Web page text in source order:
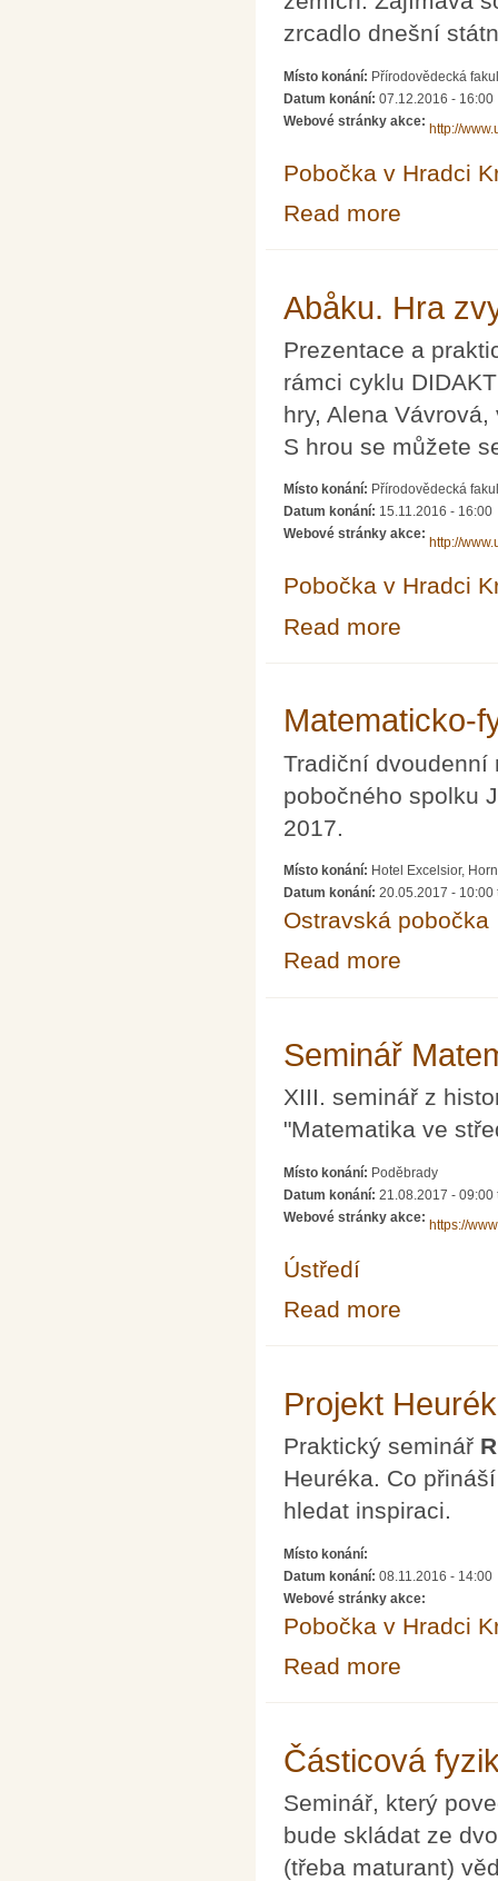
zrcadlo dnešní
Místo konání: Přírodovědecká
Datum konání: 07.12.2016 - 16:00
Webové stránky akce:
http://
Pobočka v Hradci
Read more
Abåku. Hra
Prezentace a
rámci cyklu
hry, Alena
S hrou se můžete
Místo konání: Přírodovědecká
Datum konání: 15.11.2016 - 16:00
Webové stránky akce:
http://
Pobočka v Hradci
Read more
Matematicko-
Tradiční dvoudenní
pobočného spolku
2017.
Místo konání: Hotel Excelsior,
Datum konání: 20.05.2017 - 10:00
Ostravská pobočka
Read more
Seminář
XIII. seminář z
"Matematika ve
Místo konání: Poděbrady
Datum konání: 21.08.2017 - 09:00
Webové stránky akce:
https://
Ústředí
Read more
Projekt
Praktický seminář
Heuréka. Co
hledat inspiraci.
Místo konání:
Datum konání: 08.11.2016 - 14:00
Webové stránky akce:
Pobočka v Hradci
Read more
Částicová
Seminář, který
bude skládat ze
(třeba maturant)